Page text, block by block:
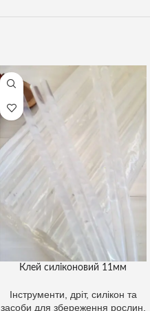
Клей силіконовий 11мм
Інструменти, дріт, силікон та
засоби для збереження рослин